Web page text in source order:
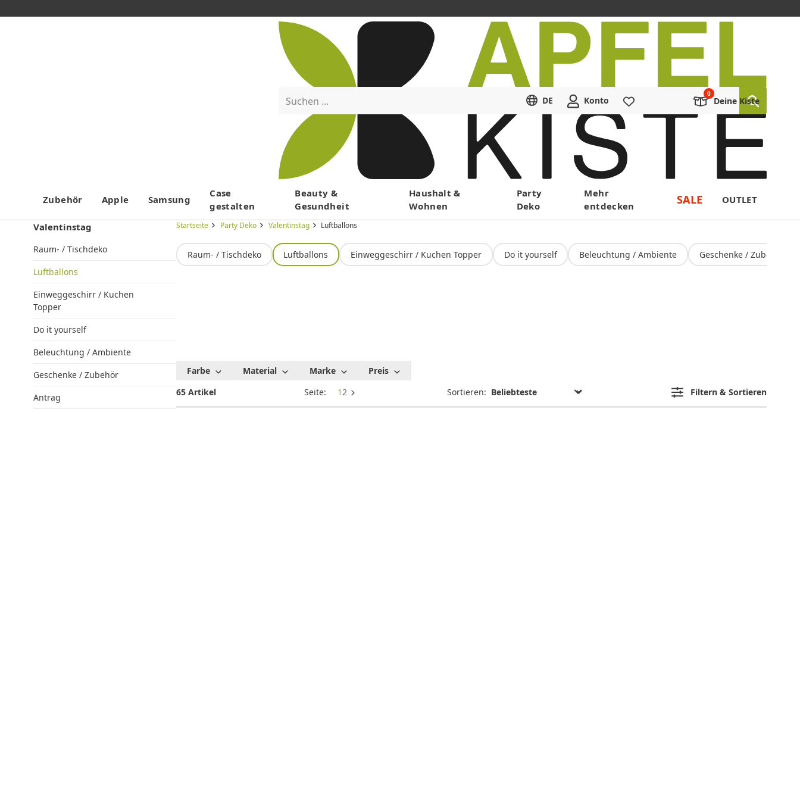
Menü
Suchen ... DE Konto Deine Kiste
Zubehör Apple Samsung
Case
gestalten
Beauty &
Gesundheit
Haushalt &
Wohnen
Party
Deko
Mehr
entdecken
SALE OUTLET
Valentinstag
Raum- / Tischdeko
Luftballons
Einweggeschirr / Kuchen
Topper
Do it yourself
Beleuchtung / Ambiente
Geschenke / Zubehör
Antrag
Startseite Party Deko Valentinstag Luftballons
Raum- / Tischdeko Luftballons Einweggeschirr / Kuchen Topper Do it yourself Beleuchtung / Ambiente Geschenke / Zubehör
Valentinstag
Farbe Material Marke
Preis
65 Artikel
Seite: 1 2 Sortieren: Filtern & Sortieren